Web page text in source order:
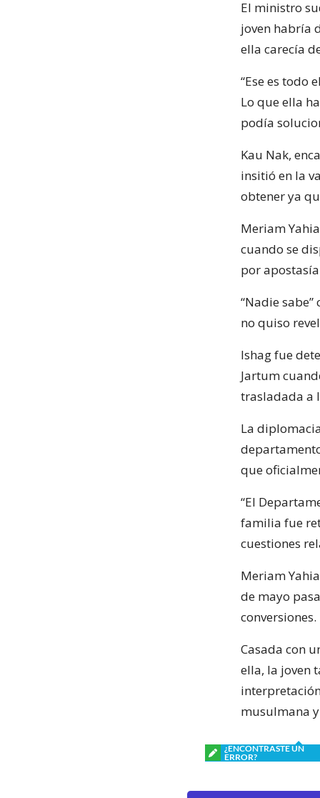
El ministro
joven habría
ella carecía
“Ese es todo
Lo que ella
podía
Kau Nak,
insitió en la
obtener ya
Meriam
cuando se
por
“Nadie
no quiso
Ishag fue
Jartum
trasladada a
La
que
“El
familia fue
cuestiones
Meriam
de mayo
conversiones.
Casada con
ella, la joven
musulmana
¿ENCONTRASTE UN
ERROR?